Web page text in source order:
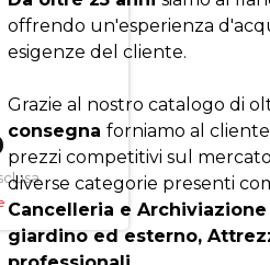
offrendo un'esperienza
esigenze del cliente.
Grazie al nostro catalogo di
consegnaforniamo al
prezzi competitivi sul
diverse categorie presenti
Cancelleria e
giardino ed esterno,